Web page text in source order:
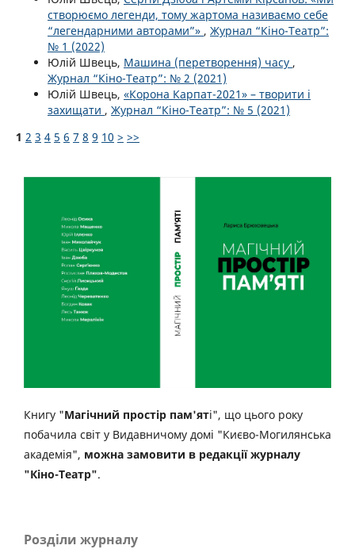
створюємо легенди, тому жартома називаємо себе
“легендарними авторами”» , Журнал “Кіно-Театр”:
№ 1 (2022)
Юлій Швець, Машина (перетворення) часу ,
Журнал “Кіно-Театр”: № 2 (2021)
Юлій Швець, «Корона Карпат-2021» – творити і
захищати , Журнал “Кіно-Театр”: № 5 (2021)
1 2 3 4 5 6 7 8 9 10 > >>
Книгу "Магічний простір пам'яті", що цього року
побачила світ у Видавничому домі "Києво-Могилянська
академія", можна замовити в редакції журналу
"Кіно-Театр".
Розділи журналу